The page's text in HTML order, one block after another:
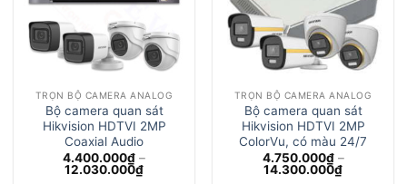
TRỌN BỘ CAMERA ANALOG
Bộ camera quan sát
Hikvision HDTVI 2MP
Coaxial Audio
4.400.000₫ –
12.030.000₫Khoảng
TRỌN BỘ CAMERA ANALOG
Bộ camera quan sát
Hikvision HDTVI 2MP
ColorVu, có màu 24/7
4.750.000₫ –
14.300.000₫Khoảng